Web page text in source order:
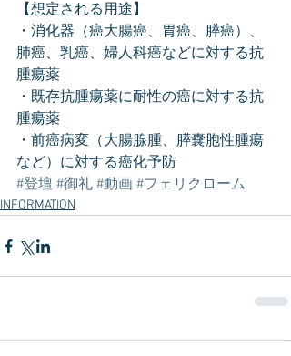
【想定される用途】
・消化器（癌大腸癌、胃癌、膵癌）、
肺癌、乳癌、婦人科癌などに対する抗
腫瘍薬
・既存抗腫瘍薬に耐性の癌に対する抗
腫瘍薬
・前癌病変（大腸腺腫、膵嚢胞性腫瘍
など）に対する癌化予防
#登壇 #御礼 #動画 #フェリクローム
INFORMATION